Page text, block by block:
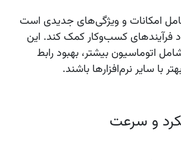
امکانات و ویژگی‌های جدیدی است
فرآیندهای کسب‌وکار کمک کند. این
اتوماسیون بیشتر، بهبود رابط
با سایر نرم‌افزارها باشند.